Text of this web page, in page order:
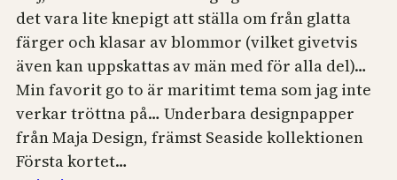
det vara lite knepigt att ställa om från glatta
färger och klasar av blommor (vilket givetvis
även kan uppskattas av män med för alla del)…
Min favorit go to är maritimt tema som jag inte
verkar tröttna på… Underbara designpapper
från Maja Design, främst Seaside kollektionen
Första kortet…